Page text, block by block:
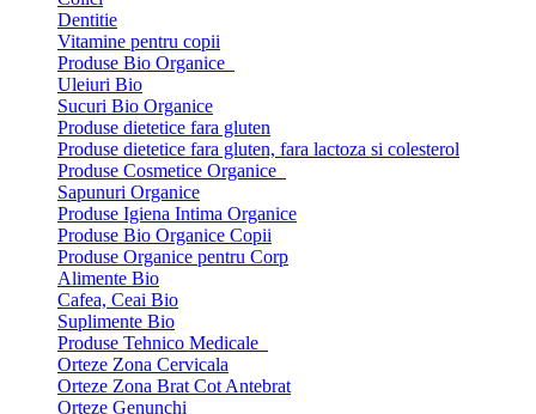
Dentitie
Vitamine pentru copii
Produse Bio Organice
Uleiuri Bio
Sucuri Bio Organice
Produse dietetice fara gluten
Produse dietetice fara gluten, fara lactoza si colesterol
Produse Cosmetice Organice
Sapunuri Organice
Produse Igiena Intima Organice
Produse Bio Organice Copii
Produse Organice pentru Corp
Alimente Bio
Cafea, Ceai Bio
Suplimente Bio
Produse Tehnico Medicale
Orteze Zona Cervicala
Orteze Zona Brat Cot Antebrat
Orteze Genunchi